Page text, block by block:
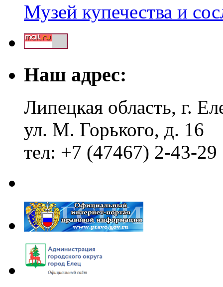
Музей купечества и
Наш адрес:
Липецкая область, г.
ул. М. Горького, д. 16
тел: +7 (47467) 2-43-29